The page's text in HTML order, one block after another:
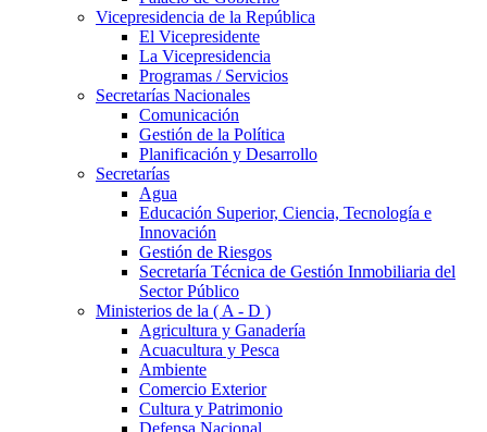
Vicepresidencia de la República
El Vicepresidente
La Vicepresidencia
Programas / Servicios
Secretarías Nacionales
Comunicación
Gestión de la Política
Planificación y Desarrollo
Secretarías
Agua
Educación Superior, Ciencia, Tecnología e
Innovación
Gestión de Riesgos
Secretaría Técnica de Gestión Inmobiliaria del
Sector Público
Ministerios de la ( A - D )
Agricultura y Ganadería
Acuacultura y Pesca
Ambiente
Comercio Exterior
Cultura y Patrimonio
Defensa Nacional